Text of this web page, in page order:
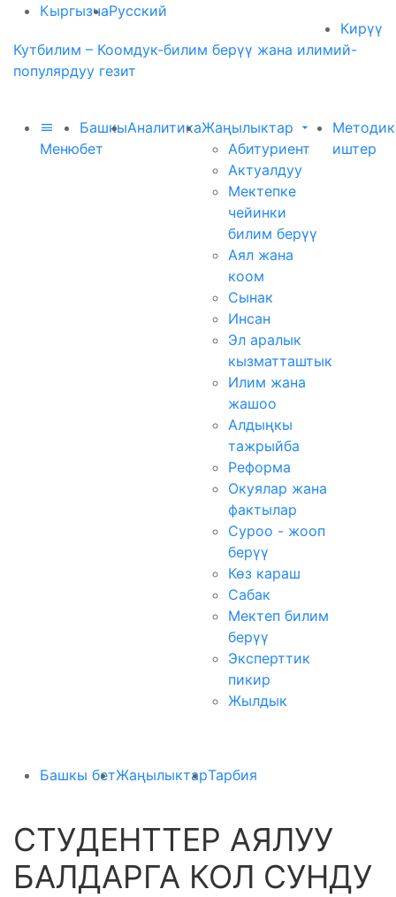
КыргызчаРусский
Кирүү
Кутбилим – Коомдук-билим берүү жана илимий-
популярдуу гезит
Меню
Башкы
бет
АналитикаЖаңылыктар
Абитуриент
Актуалдуу
Мектепке
чейинки
билим берүү
Аял жана
коом
Сынак
Инсан
Эл аралык
кызматташтык
Илим жана
жашоо
Алдыңкы
тажрыйба
Реформа
Окуялар жана
фактылар
Суроо - жооп
берүү
Көз караш
Сабак
Мектеп билим
берүү
Эксперттик
пикир
Жылдык
иштер
Башкы бетЖаңылыктарТарбия
СТУДЕНТТЕР АЯЛУУ
БАЛДАРГА КОЛ СУНДУ